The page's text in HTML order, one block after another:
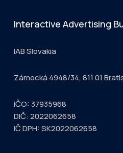
Interactive Advertising
IAB Slovakia
Zámocká 4948/34, 811 01
IČO: 37935968
DIČ: 2022062658
IČ DPH: SK2022062658